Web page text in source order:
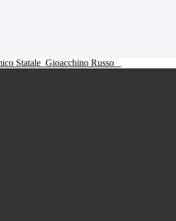
Statale Gioacchino Russo